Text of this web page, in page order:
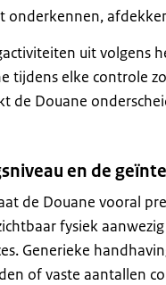
uit volgens
tijdens elke controle
de Douane
en de
de Douane vooral
fysiek
Generieke
of vaste aantallen